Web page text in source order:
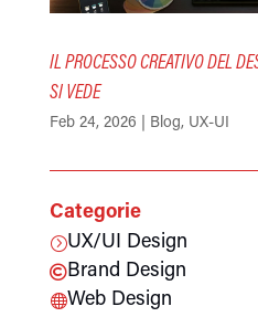
IL PROCESSO CREATIVO DEL
SI VEDE
Feb 24, 2026 | Blog, UX-UI
Categorie
=UX/UI Design
Brand Design
Web Design